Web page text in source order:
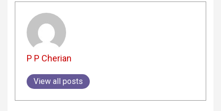
P P Cherian
View all posts